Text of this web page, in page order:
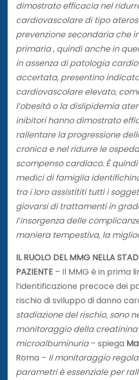
dimostrato efficacia nel
cardiovascolare di tipo
prevenzione secondaria che
primaria , quindi anche in
in assenza di patologia
accertata, presentino
cardiovascolare elevato,
l’obesità o la dislipidemia
inibitori hanno dimostrato
rallentare la progressione
cronica e nel ridurre le
scompenso cardiaco. È
medici di famiglia
tra i loro assistititi tutti i
giovarsi di trattamenti in
l’insorgenza delle
maniera tempestiva, la
IL RUOLO DEL MMG NELLA
PAZIENTE – Il MMG è in prima
l’identificazione precoce dei
rischio di sviluppo di danno
stadiazione del rischio, sono
monitoraggio della
microalbuminuria– spiega
Roma – Il monitoraggio
parametri è essenziale per